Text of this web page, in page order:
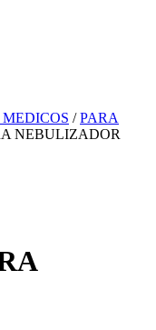
/PARA
NEBULIZADOR